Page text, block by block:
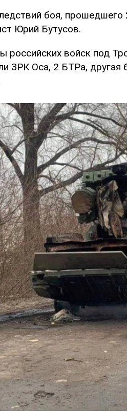
боя,
Юрий Бутусов.
российских войск под
ЗРК Оса, 2 БТРа, другая